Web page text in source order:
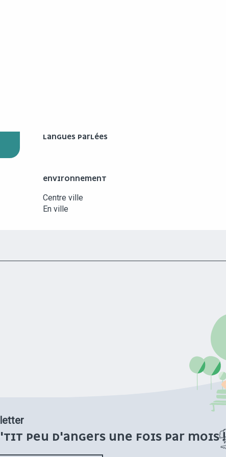
LANGUES PARLÉES
LANGUES PARLÉES
ENVIRONNEMENT
ENVIRONNEMENT
Centre ville
En ville
PEU D'ANGERS UNE FOIS PAR MOIS !